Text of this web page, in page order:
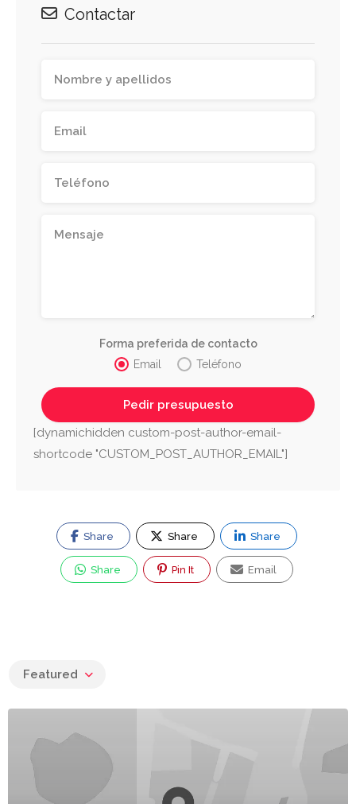
Contactar
Forma preferida de contacto
Email
Teléfono
[dynamichidden custom-post-author-email-
shortcode "CUSTOM_POST_AUTHOR_EMAIL"]
Share Share Share
Share Pin It Email
Featured